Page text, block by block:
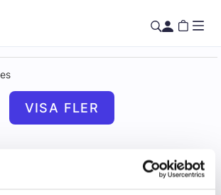
VISA FLER